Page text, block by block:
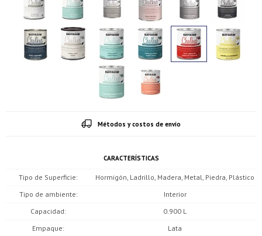
Métodos y costos de envío
CARACTERÍSTICAS
Tipo de Superficie
Hormigón, Ladrillo, Madera, Metal, Piedra, Plástico
Tipo de ambiente
Interior
Capacidad
0.900 L
Empaque
Lata